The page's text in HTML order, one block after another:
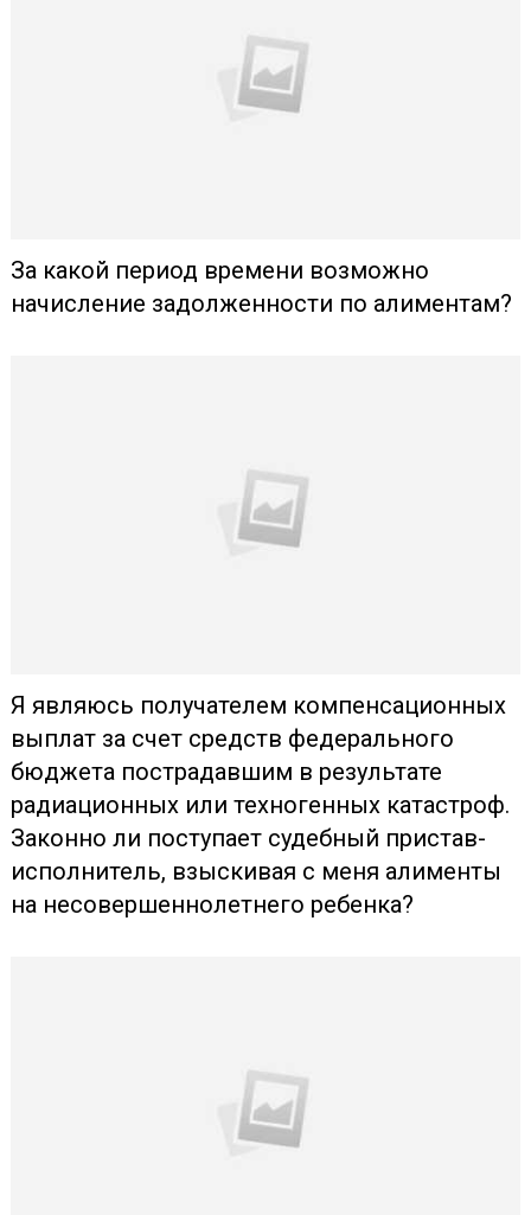
За какой период времени возможно
начисление задолженности по алиментам?
Я являюсь получателем компенсационных
выплат за счет средств федерального
бюджета пострадавшим в результате
радиационных или техногенных катастроф.
Законно ли поступает судебный пристав-
исполнитель, взыскивая с меня алименты
на несовершеннолетнего ребенка?